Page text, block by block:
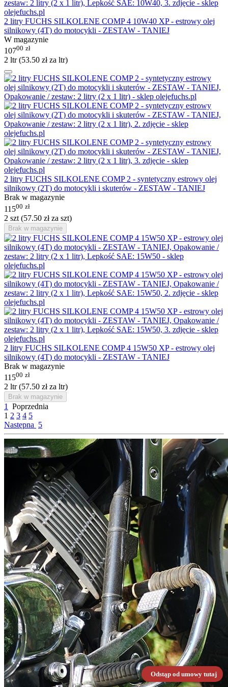
2 litry FUCHS SILKOLENE COMP 4 10W40 XP - estrowy olej
silnikowy (4T) do motocykli - ZESTAW - TANIEJ
W magazynie
10700 zł
2 ltr (53.50 złza ltr)
2 litry FUCHS SILKOLENE COMP 2 - syntetyczny estrowy olej
silnikowy (2T) do motocykli i skuterów - ZESTAW - TANIEJ
Brak w magazynie
11500 zł
2 szt (57.50 złza szt)
Brak w magazynie
2 litry FUCHS SILKOLENE COMP 4 15W50 XP - estrowy olej
silnikowy (4T) do motocykli - ZESTAW - TANIEJ
Brak w magazynie
11500 zł
2 ltr (57.50 złza ltr)
Brak w magazynie
1
Poprzednia
1 2 3 4 5
Następna 5
Odstąp od umowy tutaj